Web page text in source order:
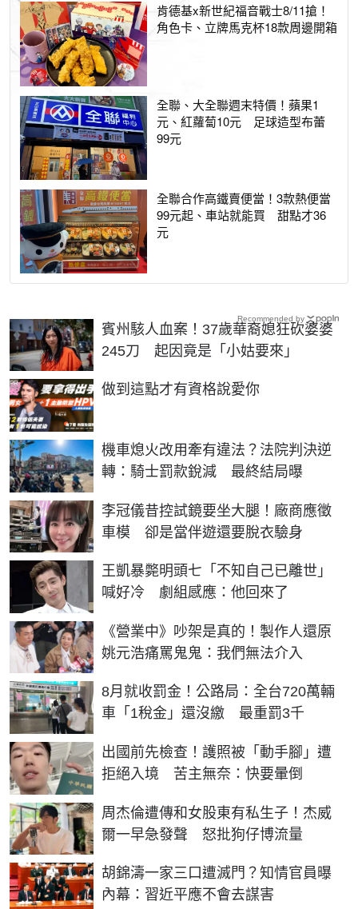
肯德基x新世紀福音戰士8/11搶！
角色卡、立牌馬克杯18款周邊開箱
全聯、大全聯週末特價！蘋果1
元、紅蘿蔔10元 足球造型布蕾
99元
全聯合作高鐵賣便當！3款熱便當
99元起、車站就能買 甜點才36
元
賓州駭人血案！37歲華裔媳狂砍婆婆
245刀 起因竟是「小姑要來」
做到這點才有資格說愛你
PR
機車熄火改用牽有違法？法院判決逆
轉：騎士罰款銳減 最終結局曝
李冠儀昔控試鏡要坐大腿！廠商應徵
車模 卻是當伴遊還要脫衣驗身
王凱暴斃明頭七「不知自己已離世」
喊好冷 劇組感應：他回來了
《營業中》吵架是真的！製作人還原
姚元浩痛罵鬼鬼：我們無法介入
8月就收罰金！公路局：全台720萬輛
車「1稅金」還沒繳 最重罰3千
出國前先檢查！護照被「動手腳」遭
拒絕入境 苦主無奈：快要暈倒
周杰倫遭傳和女股東有私生子！杰威
爾一早急發聲 怒批狗仔博流量
胡錦濤一家三口遭滅門？知情官員曝
內幕：習近平應不會去謀害
Recommended by